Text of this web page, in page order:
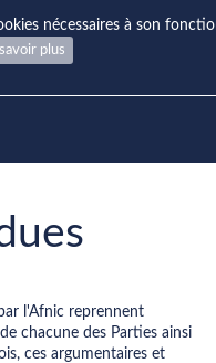
nécessaires à son
plus
l'Afnic reprennent
chacune des Parties ainsi
ces argumentaires et